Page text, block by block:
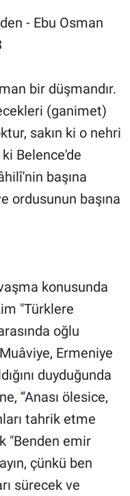
- Ebu Osman
bir düşmandır.
(ganimet)
sakın ki o nehri
ki Belence'de
başına
ordusunun başına
konusunda
"Türklere
oğlu
Ermeniye
duyduğunda
“Anası ölesice,
tahrik etme
"Benden emir
çünkü ben
sürecek ve